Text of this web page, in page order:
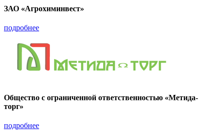
ЗАО «Агрохиминвест»
подробнее
Общество с ограниченной ответственностью «Метида-
торг»
подробнее